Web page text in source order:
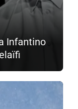
Infantino